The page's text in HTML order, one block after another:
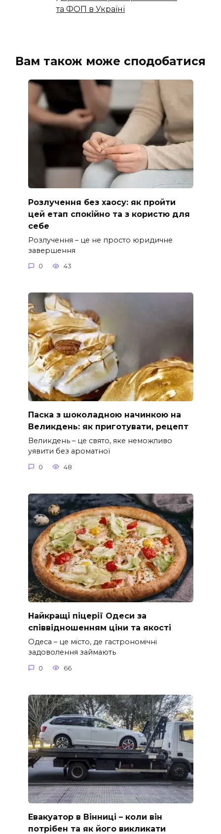
та ФОП в Україні
Вам також може сподобатися
Розлучення без хаосу: як пройти
цей етап спокійно та з користю для
себе
Розлучення – це не просто юридичне
завершення
0 43
Паска з шоколадною начинкою на
Великдень: як приготувати, рецепт
Великдень – це свято, яке неможливо
уявити без ароматної
0 48
Найкращі піцерії Одеси за
співвідношенням ціни та якості
Одеса – це місто, де гастрономічні
задоволення займають
0 66
Евакуатор в Вінниці – коли він
потрібен та як його викликати